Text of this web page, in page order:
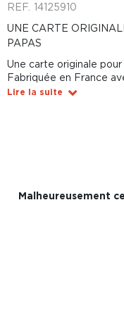
REF. 14125910
UNE CARTE
PAPAS
Une carte originale
Fabriquée en France
Lire la suite
Malheureusement